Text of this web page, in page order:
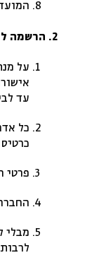
2. הרשמה לאתר
על
עד
פרטי
מבלי